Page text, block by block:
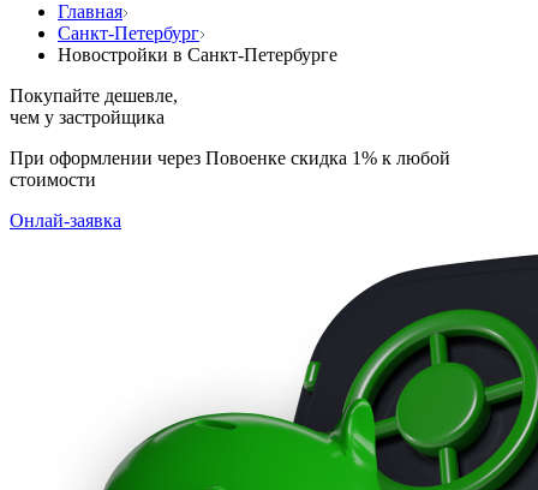
Главная
Санкт-Петербург
Новостройки в Санкт-Петербурге
Покупайте дешевле,
чем у застройщика
При оформлении через Повоенке скидка 1% к любой
стоимости
Онлай-заявка